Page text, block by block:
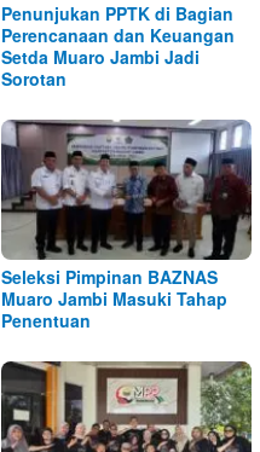
Penunjukan PPTK di Bagian
Perencanaan dan Keuangan
Setda Muaro Jambi Jadi
Sorotan
Seleksi Pimpinan BAZNAS
Muaro Jambi Masuki Tahap
Penentuan